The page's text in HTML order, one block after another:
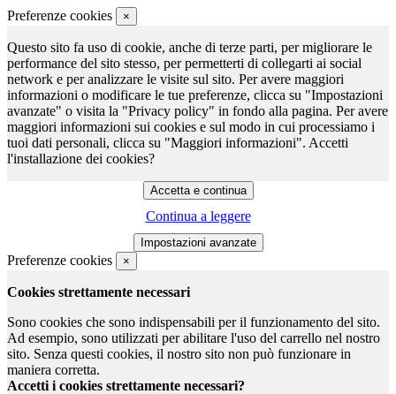
Preferenze cookies ×
Questo sito fa uso di cookie, anche di terze parti, per migliorare le
performance del sito stesso, per permetterti di collegarti ai social
network e per analizzare le visite sul sito. Per avere maggiori
informazioni o modificare le tue preferenze, clicca su "Impostazioni
avanzate" o visita la "Privacy policy" in fondo alla pagina. Per avere
maggiori informazioni sui cookies e sul modo in cui processiamo i
tuoi dati personali, clicca su "Maggiori informazioni". Accetti
l'installazione dei cookies?
Continua a leggere
Preferenze cookies ×
Cookies strettamente necessari
Sono cookies che sono indispensabili per il funzionamento del sito.
Ad esempio, sono utilizzati per abilitare l'uso del carrello nel nostro
sito. Senza questi cookies, il nostro sito non può funzionare in
maniera corretta.
Accetti i cookies strettamente necessari?